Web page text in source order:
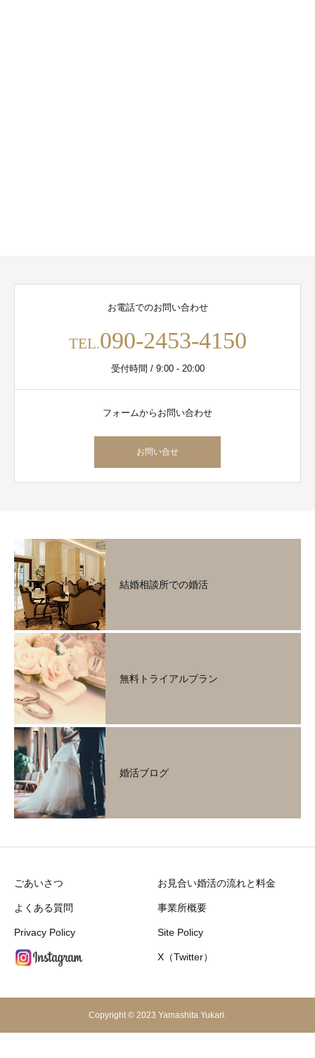
お電話でのお問い合わせ
TEL.090-2453-4150
受付時間 / 9:00 - 20:00
フォームからお問い合わせ
お問い合せ
結婚相談所での婚活
無料トライアルプラン
婚活ブログ
ごあいさつ お見合い婚活の流れと料金
よくある質問 事業所概要
Privacy Policy Site Policy
X（Twitter）
Copyright © 2023 Yamashita Yukari.